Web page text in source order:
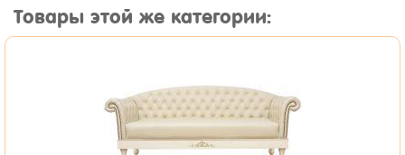
Товары этой же категории: